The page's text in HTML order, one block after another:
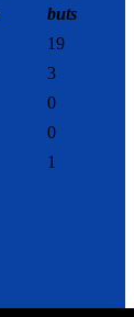
buts
19
3
0
0
1